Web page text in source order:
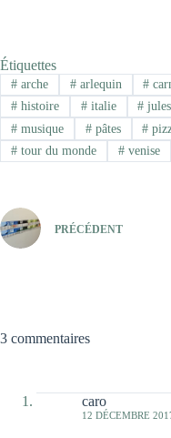
Étiquettes
#arche #arlequin #
#histoire #italie #
#musique #pâtes #
#tour du monde #venise
PRÉCÉDENT
3 commentaires
caro
12 DÉCEMBRE